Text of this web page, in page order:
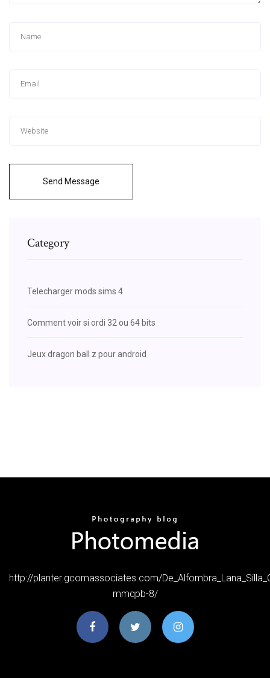
Send Message
Category
Telecharger mods sims 4
Comment voir si ordi 32 ou 64 bits
Jeux dragon ball z pour android
http://planter.gcomassociates.com/
mmqpb-8/